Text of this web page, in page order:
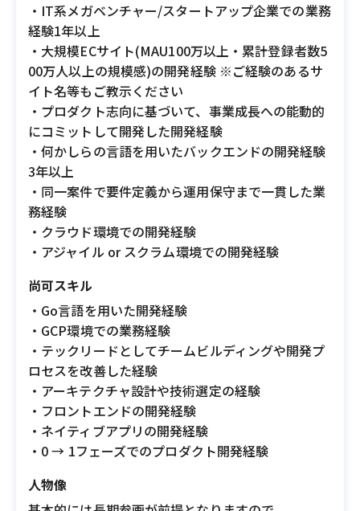
・IT系メガベンチャー/スタートアップ企業での業務
経験1年以上
・大規模ECサイト(MAU100万以上・累計登録者数5
00万人以上の規模感)の開発経験 ※ご経験のあるサ
イト名等もご教示ください
・プロダクト志向に基づいて、事業成長への能動的
にコミットして開発した開発経験
・何かしらの言語を用いたバックエンドの開発経験
3年以上
・同一案件で要件定義から運用保守まで一貫した業
務経験
・クラウド環境での開発経験
・アジャイル or スクラム環境での開発経験
尚可スキル
・Go言語を用いた開発経験
・GCP環境での業務経験
・テックリードとしてチームビルディングや開発プ
ロセスを改善した経験
・アーキテクチャ設計や技術選定の経験
・フロントエンドの開発経験
・ネイティブアプリの開発経験
・0 → 1フェーズでのプロダクト開発経験
人物像